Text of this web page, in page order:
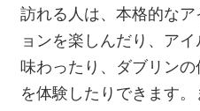
訪れる人は、本格的な
ョンを楽しんだり、ア
味わったり、ダブリン
を体験したりできます